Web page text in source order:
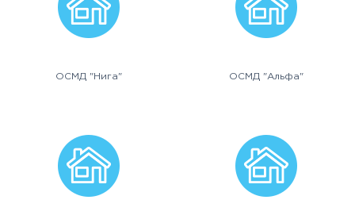
ОСМД "Нига" ОСМД "Альфа"